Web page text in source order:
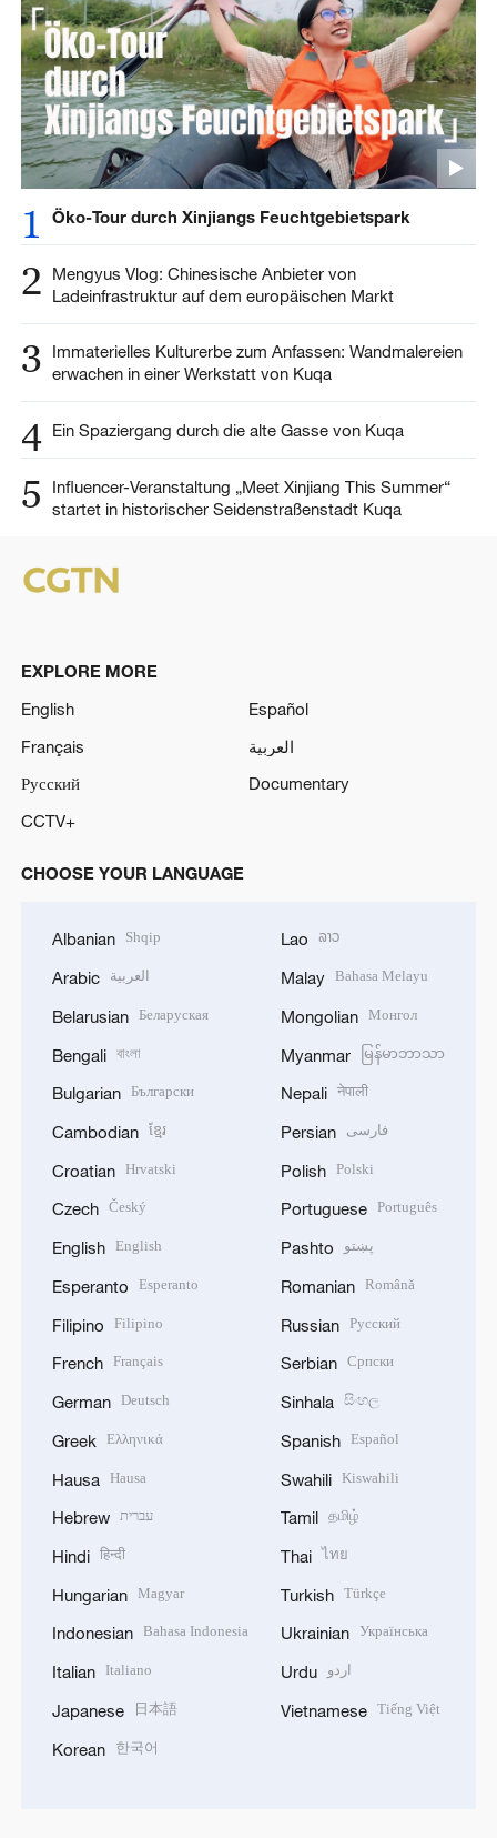
1 Öko-Tour durch Xinjiangs Feuchtgebietspark
2
Mengyus Vlog: Chinesische Anbieter von
Ladeinfrastruktur auf dem europäischen Markt
3
Immaterielles Kulturerbe zum Anfassen: Wandmalereien
erwachen in einer Werkstatt von Kuqa
4 Ein Spaziergang durch die alte Gasse von Kuqa
5
Influencer-Veranstaltung „Meet Xinjiang This Summer“
startet in historischer Seidenstraßenstadt Kuqa
EXPLORE MORE
English
Español
Français
العربية
Русский
Documentary
CCTV+
CHOOSE YOUR LANGUAGE
Albanian Shqip
Arabic العربية
Belarusian Беларуская
Bengali বাংলা
Bulgarian Български
Cambodian ខ្មែរ
Croatian Hrvatski
Czech Český
English English
Esperanto Esperanto
Filipino Filipino
French Français
German Deutsch
Greek Ελληνικά
Hausa Hausa
Hebrew עברית
Hindi हिन्दी
Hungarian Magyar
Indonesian Bahasa Indonesia
Italian Italiano
Japanese 日本語
Korean 한국어
Lao ລາວ
Malay Bahasa Melayu
Mongolian Монгол
Myanmar မြန်မာဘာသာ
Nepali नेपाली
Persian فارسی
Polish Polski
Portuguese Português
Pashto پښتو
Romanian Română
Russian Русский
Serbian Српски
Sinhala සිංහල
Spanish Español
Swahili Kiswahili
Tamil தமிழ்
Thai ไทย
Turkish Türkçe
Ukrainian Українська
Urdu اردو
Vietnamese Tiếng Việt